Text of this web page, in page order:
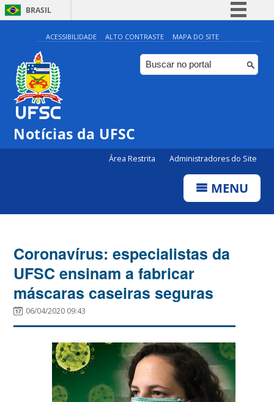
BRASIL
Simplifique!
Comunica BR
Participe
ACESSIBILIDADE ALTO CONTRASTE MAPA DO SITE
Notícias da UFSC
Área Restrita Administradores do Site
MENU
Coronavírus: especialistas da
UFSC ensinam a fabricar
máscaras caseiras seguras
06/04/2020 09:43